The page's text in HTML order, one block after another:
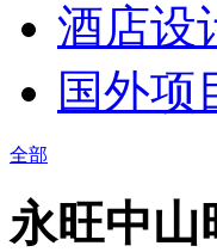
酒店设
国外项
全部
永旺中山